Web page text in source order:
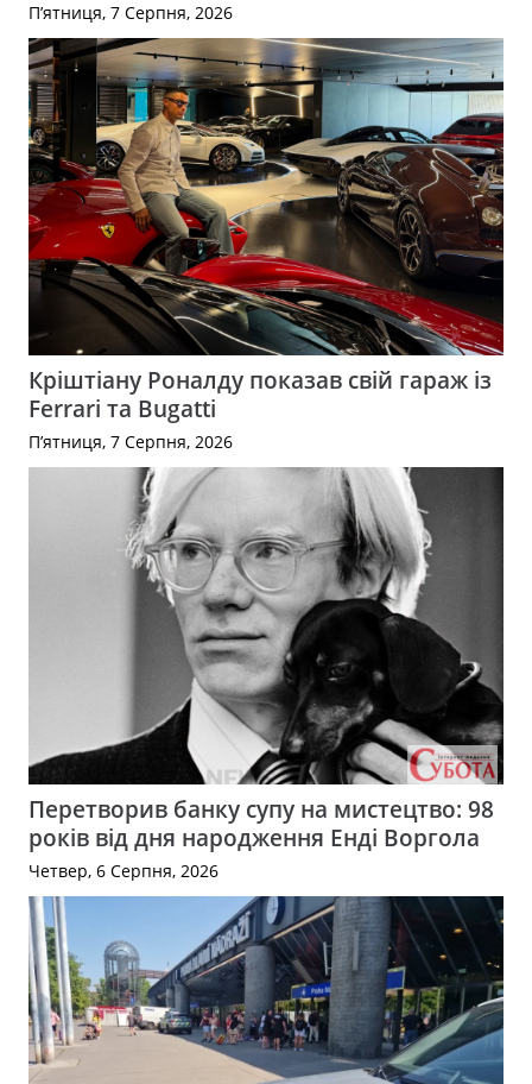
П’ятниця, 7 Серпня, 2026
Кріштіану Роналду показав свій гараж із
Ferrari та Bugatti
П’ятниця, 7 Серпня, 2026
Перетворив банку супу на мистецтво: 98
років від дня народження Енді Воргола
Четвер, 6 Серпня, 2026